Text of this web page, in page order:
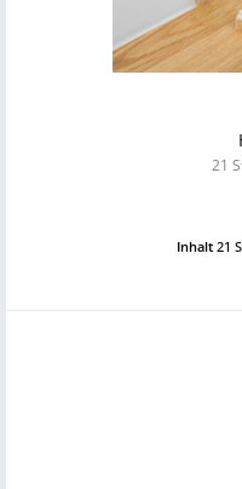
21
Inhalt 21